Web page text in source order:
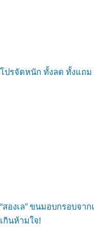
โปรจัดหนัก ทั้งลด ทั้งแถ
“สองเล” ขนมอบกรอบจา
เกินห้ามใจ!